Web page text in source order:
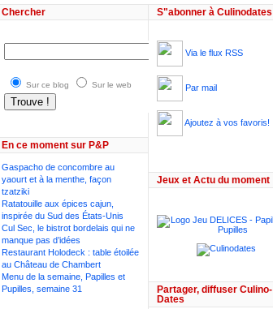
Chercher
Sur ce blog Sur le web
En ce moment sur P&P
Gaspacho de concombre au
yaourt et à la menthe, façon
tzatziki
Ratatouille aux épices cajun,
inspirée du Sud des États-Unis
Cul Sec, le bistrot bordelais qui ne
manque pas d’idées
Restaurant Holodeck : table étoilée
au Château de Chambert
Menu de la semaine, Papilles et
Pupilles, semaine 31
S"abonner à Culinodates
Via le flux RSS
Par mail
Ajoutez à vos favoris!
Jeux et Actu du moment
Partager, diffuser Culino-
Dates